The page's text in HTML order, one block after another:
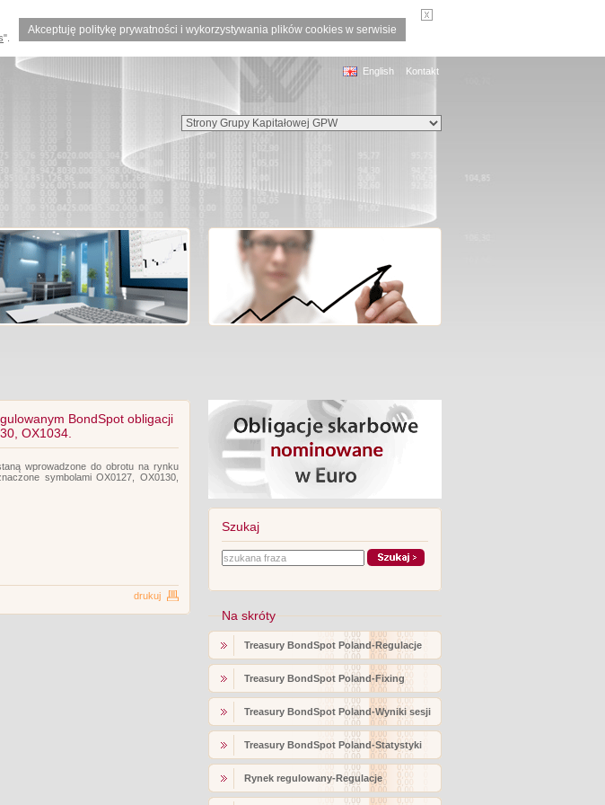
Akceptuję politykę prywatności i wykorzystywania plików cookies w serwisie
".
English Kontakt
BondSpot obligacji
OX1034.
wprowadzone do obrotu na rynku
symbolami OX0127, OX0130,
drukuj
Szukaj
Na skróty
Treasury BondSpot Poland-Regulacje
Treasury BondSpot Poland-Fixing
Treasury BondSpot Poland-Wyniki sesji
Treasury BondSpot Poland-Statystyki
Rynek regulowany-Regulacje